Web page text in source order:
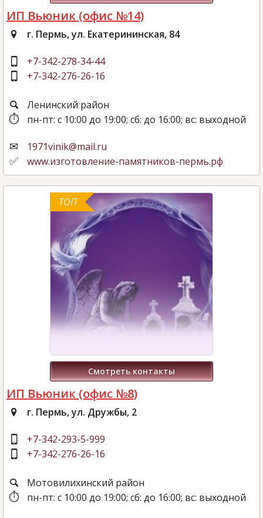
ИП Вьюник (офис №14)
г. Пермь, ул. Екатерининская, 84
+7-342-278-34-44
+7-342-276-26-16
Ленинский район
пн-пт: с 10:00 до 19:00; сб: до 16:00; вс: выходной
1971vinik@mail.ru
www.изготовление-памятников-пермь.рф
ТОП
Смотреть контакты
ИП Вьюник (офис №8)
г. Пермь, ул. Дружбы, 2
+7-342-293-5-999
+7-342-276-26-16
Мотовилихинский район
пн-пт: с 10:00 до 19:00; сб: до 16:00; вс: выходной